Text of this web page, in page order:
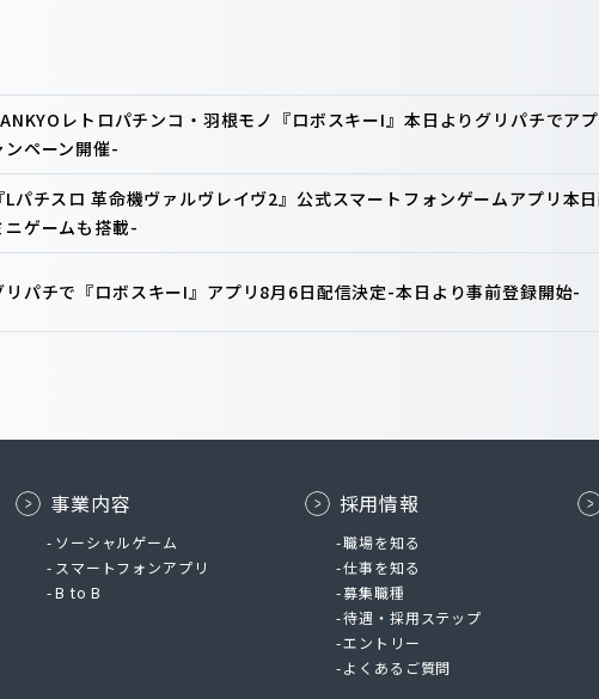
レトロパチンコ・羽根モノ『ロボスキーI』本日よりグリパチでア
ンペーン開催-
Lパチスロ 革命機ヴァルヴレイヴ2』公式スマートフォンゲームアプリ
ニゲームも搭載-
リパチで『ロボスキーI』アプリ8月6日配信決定-本日より事前登録開始-
事業内容
ソーシャルゲーム
スマートフォンアプリ
B to B
採用情報
職場を知る
仕事を知る
募集職種
待遇・採用ステップ
エントリー
よくあるご質問